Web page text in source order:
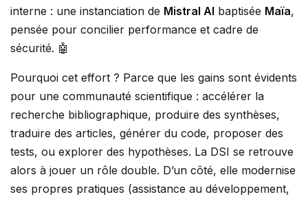
interne : une instanciation de Mistral AI baptisée Maïa,
pensée pour concilier performance et cadre de
sécurité. 🤖
Pourquoi cet effort ? Parce que les gains sont évidents
pour une communauté scientifique : accélérer la
recherche bibliographique, produire des synthèses,
traduire des articles, générer du code, proposer des
tests, ou explorer des hypothèses. La DSI se retrouve
alors à jouer un rôle double. D’un côté, elle modernise
ses propres pratiques (assistance au développement,